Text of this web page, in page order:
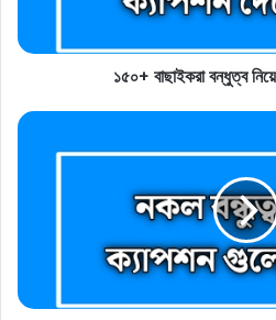
১৫০+ বাছাইকরা বন্ধুত্ব